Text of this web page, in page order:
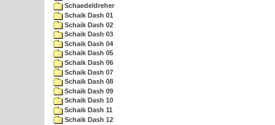
Schaedeldreher
Schaik Dash 01
Schaik Dash 02
Schaik Dash 03
Schaik Dash 04
Schaik Dash 05
Schaik Dash 06
Schaik Dash 07
Schaik Dash 08
Schaik Dash 09
Schaik Dash 10
Schaik Dash 11
Schaik Dash 12